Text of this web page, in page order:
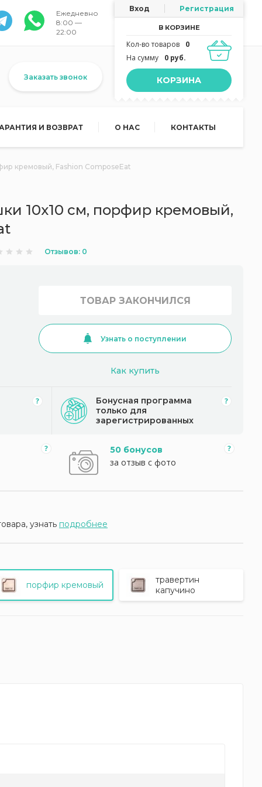
Ежедневно
8:00 —
22:00
Вход Регистрация
В КОРЗИНЕ
Кол-во товаров
0
На сумму
0 руб.
КОРЗИНА
Заказать звонок
И ВОЗВРАТ О НАС КОНТАКТЫ
кремовый, Fashion ComposeEat
10х10 см, порфир кремовый,
Отзывов: 0
ТОВАР ЗАКОНЧИЛСЯ
Узнать о поступлении
Как купить
Бонусная программа
только для
зарегистрированных
50 бонусов
за отзыв с фото
узнать подробнее
порфир кремовый
травертин
капучино